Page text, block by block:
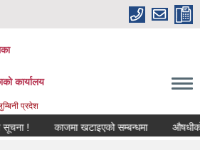
कार्यालय
प्रदेश
! काजमा खटाइएको सम्बन्धमा औषधीको